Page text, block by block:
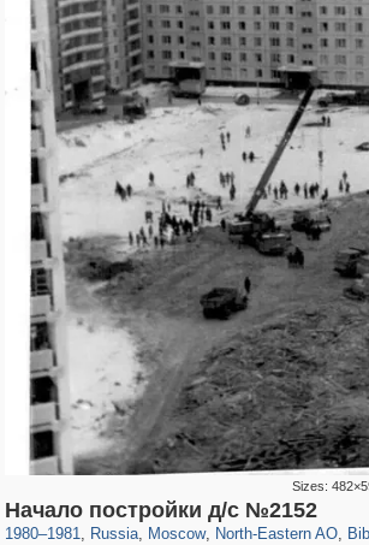
Sizes:
Начало постройки д/с №2152
1980–1981, Russia
1,406,276 29,243
, Moscow
319,780 8,286
, North-Eastern AO
24,488 250
,